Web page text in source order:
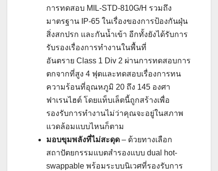
การทดสอบ MIL-STD-810G/H รวมถึง
มาตรฐาน IP-65 ในเรื่องของการป้องกันฝุ่น
สิ่งสกปรก และกันน้ำเข้า อีกทั้งยังได้รับการ
รับรองเรื่องการทำงานในพื้นที่
อันตราย Class 1 Div 2 ผ่านการทดสอบการ
ตกจากที่สูง 4 ฟุตและทดสอบเรื่องการทน
ความร้อนที่อุณหภูมิ 20 ถึง 145 องศา
ฟาเรนไฮต์ โดยแท็บเล็ตนี้ถูกสร้างเพื่อ
รองรับการทำงานไม่ว่าคุณจะอยู่ในสภาพ
แวดล้อมแบบไหนก็ตาม
มอบขุมพลังที่ไม่สะดุด – ด้วยทางเลือก
สถาปัตยกรรมแบตสำรองแบบ dual hot-
swappable พร้อมระบบนิเวศที่รองรับการ